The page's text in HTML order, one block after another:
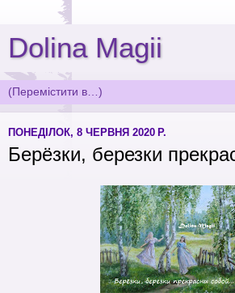
Dolina Magii
ПОНЕДІЛОК, 8 ЧЕРВНЯ 2020 Р.
Берёзки, березки